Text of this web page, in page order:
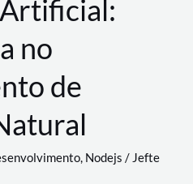
no
de
, Nodejs / Jefte